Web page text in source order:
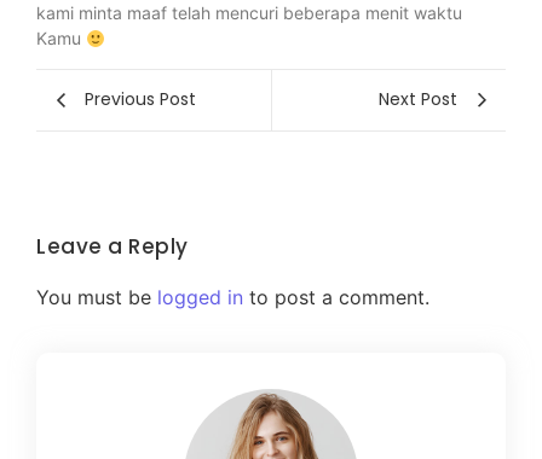
kami minta maaf telah mencuri beberapa menit waktu
Kamu
Previous Post Next Post
Leave a Reply
You must be logged in to post a comment.